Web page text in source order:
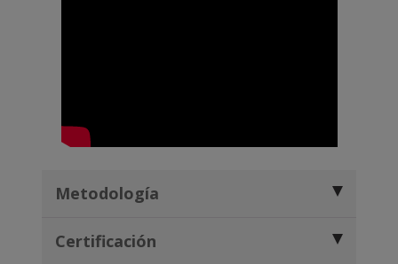
Metodología
Certificación